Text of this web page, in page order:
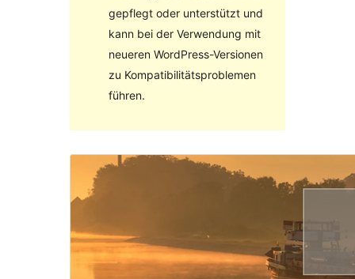
gepflegt oder unterstützt und
kann bei der Verwendung mit
neueren WordPress-Versionen
zu Kompatibilitätsproblemen
führen.